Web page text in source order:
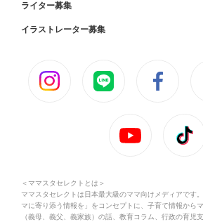
ライター募集
イラストレーター募集
＜ママスタセレクトとは＞
ママスタセレクトは日本最大級のママ向けメディアです
マに寄り添う情報を」をコンセプトに、子育て情報から
（義母、義父、義家族）の話、教育コラム、行政の育児